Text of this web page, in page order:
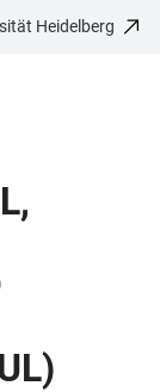
Heidelberg